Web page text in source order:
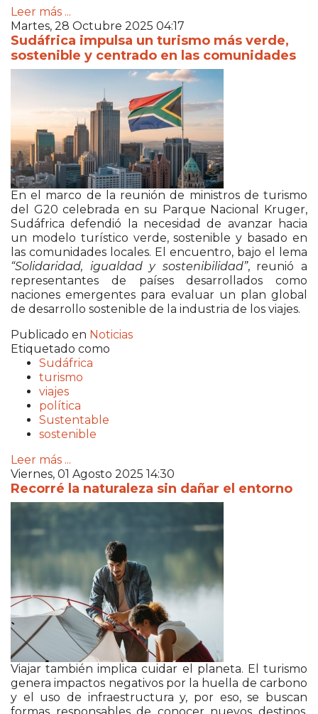
Leer más ...
Martes, 28 Octubre 2025 04:17
Sudáfrica impulsa un turismo más verde,
sostenible y centrado en las comunidades
En el marco de la reunión de ministros de turismo
del G20 celebrada en su Parque Nacional Kruger,
Sudáfrica defendió la necesidad de avanzar hacia
un modelo turístico verde, sostenible y basado en
las comunidades locales. El encuentro, bajo el lema
“Solidaridad, igualdad y sostenibilidad”, reunió a
representantes de países desarrollados como
naciones emergentes para evaluar un plan global
de desarrollo sostenible de la industria de los viajes.
Publicado en Noticias
Etiquetado como
Sudáfrica
turismo
viajes
política
Sustentable
sostenible
Leer más ...
Viernes, 01 Agosto 2025 14:30
Recorré la naturaleza sin dañar el entorno
Viajar también implica cuidar el planeta. El turismo
genera impactos negativos por la huella de carbono
y el uso de infraestructura y, por eso, se buscan
formas responsables de conocer nuevos destinos.